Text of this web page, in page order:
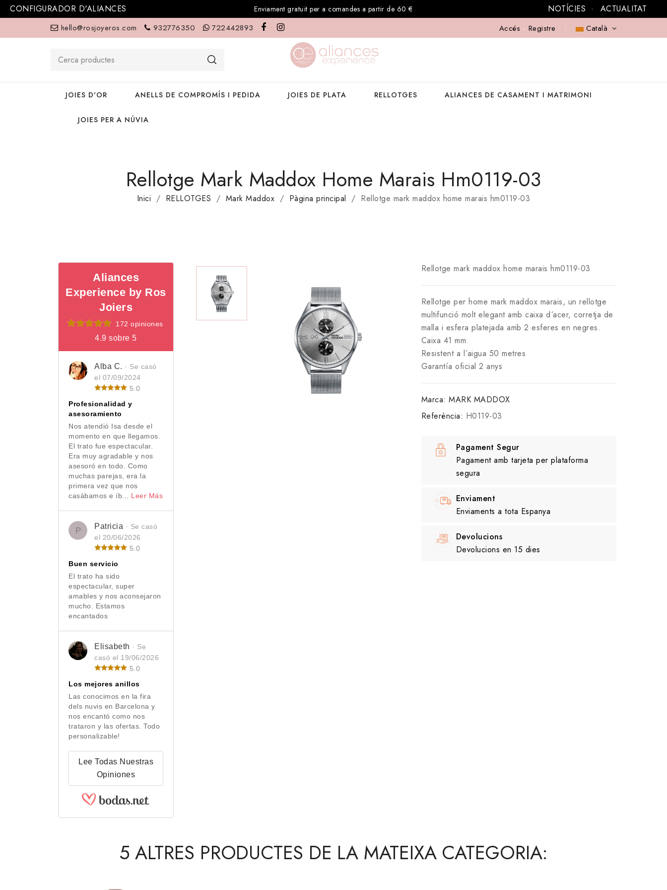
CONFIGURADOR D'ALIANCES Enviament gratuït per a comandes a partir de 60 € ACTUALITAT
NOTÍCIES
hello@rosjoyeros.com 932776350 722442893 Català
Accés - Registre
JOIES D'OR ANELLS DE COMPROMÍS I PEDIDA JOIES DE PLATA RELLOTGES ALIANCES DE CASAMENT I MATRIMONI
JOIES PER A NÚVIA
Rellotge Mark Maddox Home Marais Hm0119-03
Inici RELLOTGES Mark Maddox Pàgina principal Rellotge mark maddox home marais hm0119-03
Aliances
Experience by Ros
Joiers
172 opiniones
4.9 sobre 5
Alba C. · Se casó
el 07/09/2024
5.0
Profesionalidad y
asesoramiento
Nos atendió Isa desde el
momento en que llegamos.
El trato fue espectacular.
Era muy agradable y nos
asesoró en todo. Como
muchas parejas, era la
primera vez que nos
casábamos e íb... Leer Más
P Patricia · Se casó
el 20/06/2026
5.0
Buen servicio
El trato ha sido
espectacular, super
amables y nos aconsejaron
mucho. Estamos
encantados
Elisabeth · Se
casó el 19/06/2026
5.0
Los mejores anillos
Las conocimos en la fira
dels nuvis en Barcelona y
nos encantó como nos
trataron y las ofertas. Todo
personalizable!
Lee Todas Nuestras
Opiniones
Rellotge mark maddox home marais hm0119-03
Rellotge per home mark maddox marais, un rellotge
multifunció molt elegant amb caixa d´acer, corretja de
malla i esfera platejada amb 2 esferes en negres.
Caixa 41 mm
Resistent a l´aigua 50 metres
Garantía oficial 2 anys
Marca: MARK MADDOX
Referència: H0119-03
Pagament Segur
Pagament amb tarjeta per plataforma
segura
Enviament
Enviaments a tota Espanya
Devolucions
Devolucions en 15 dies
5 ALTRES PRODUCTES DE LA MATEIXA CATEGORIA: